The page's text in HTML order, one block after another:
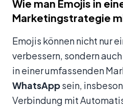
Wie man Emojis in
Marketingstrategie
Emojis können nicht nur
verbessern, sondern
in einer umfassenden
WhatsAppsein,
Verbindung mit